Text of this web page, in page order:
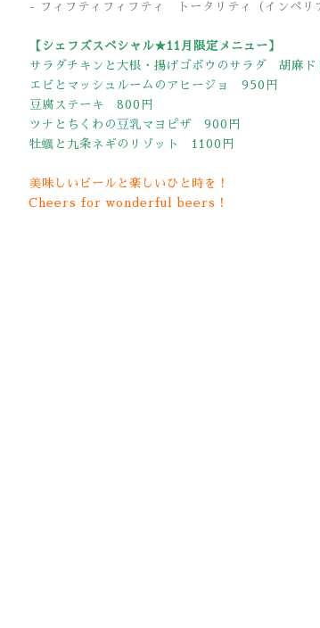
- フィフティフィフティ トータリティ（インペリ
【シェフズスペシャル★11月限定メニュー】
サラダチキンと大根・揚げゴボウのサラダ 胡麻
エビとマッシュルームのアヒージョ 950円
豆腐ステーキ 800円
ツナとちくわの豆乳マヨピザ 900 円
牡蠣と九条ネギのリゾット 1100円
美味しいビールと楽しいひと時を！
Cheers for wonderful beers！